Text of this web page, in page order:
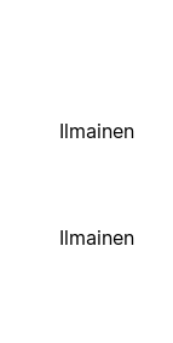
Ilmainen
Ilmainen